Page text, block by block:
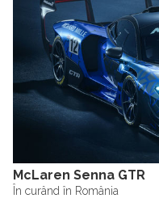
McLaren Senna GTR
În curând în România